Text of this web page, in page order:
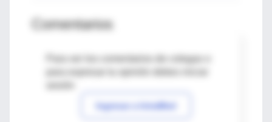
Comentarios
Para ver los comentarios de colegas o
Ingresar a IntraMed